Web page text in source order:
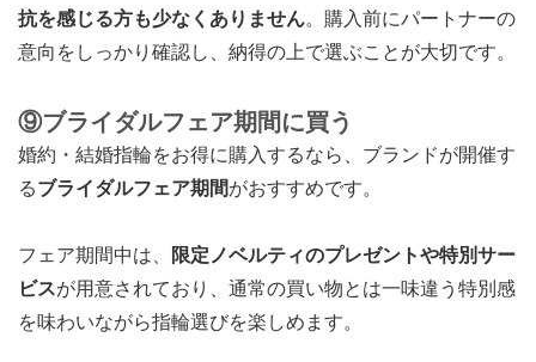
抗を感じる方も少なくありません。購入前にパートナーの
意向をしっかり確認し、納得の上で選ぶことが大切です。
⑨ブライダルフェア期間に買う
婚約・結婚指輪をお得に購入するなら、ブランドが開催す
るブライダルフェア期間がおすすめです。
フェア期間中は、
限定ノベルティのプレゼントや特別サー
ビスが用意されており、通常の買い物とは一味違う特別感
を味わいながら指輪選びを楽しめます。